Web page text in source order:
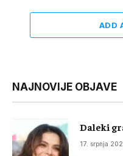
ADD
NAJNOVIJE OBJAVE
Daleki
17. srpnja